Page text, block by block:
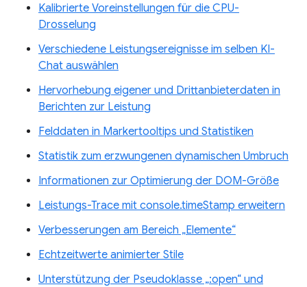
Kalibrierte Voreinstellungen für die CPU-
Drosselung
Verschiedene Leistungsereignisse im selben KI-
Chat auswählen
Hervorhebung eigener und Drittanbieterdaten in
Berichten zur Leistung
Felddaten in Markertooltips und Statistiken
Statistik zum erzwungenen dynamischen Umbruch
Informationen zur Optimierung der DOM-Größe
Leistungs-Trace mit console.timeStamp erweitern
Verbesserungen am Bereich „Elemente“
Echtzeitwerte animierter Stile
Unterstützung der Pseudoklasse „:open“ und